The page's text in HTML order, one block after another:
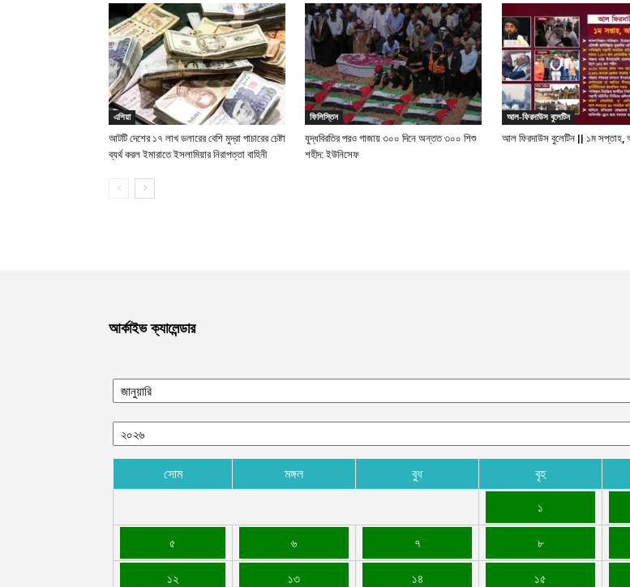
এশিয়া
আটটি দেশের ১৭ লাখ ডলারের বেশি মুদ্রা পাচারের চেষ্টা
ব্যর্থ করল ইমারাতে ইসলামিয়ার নিরাপত্তা বাহিনী
ফিলিস্তিন
যুদ্ধবিরতির পরও গাজায় ৩০০ দিনে অন্তত ৩০০ শিশু
শহীদ: ইউনিসেফ
আল-ফিরদাউস বুলেটিন
আল ফিরদাউস বুলেটিন || ১ম
আর্কাইভ ক্যালেন্ডার
সোম মঙ্গল বুধ বৃহ
১
৫ ৬ ৭ ৮
১২ ১৩ ১৪ ১৫